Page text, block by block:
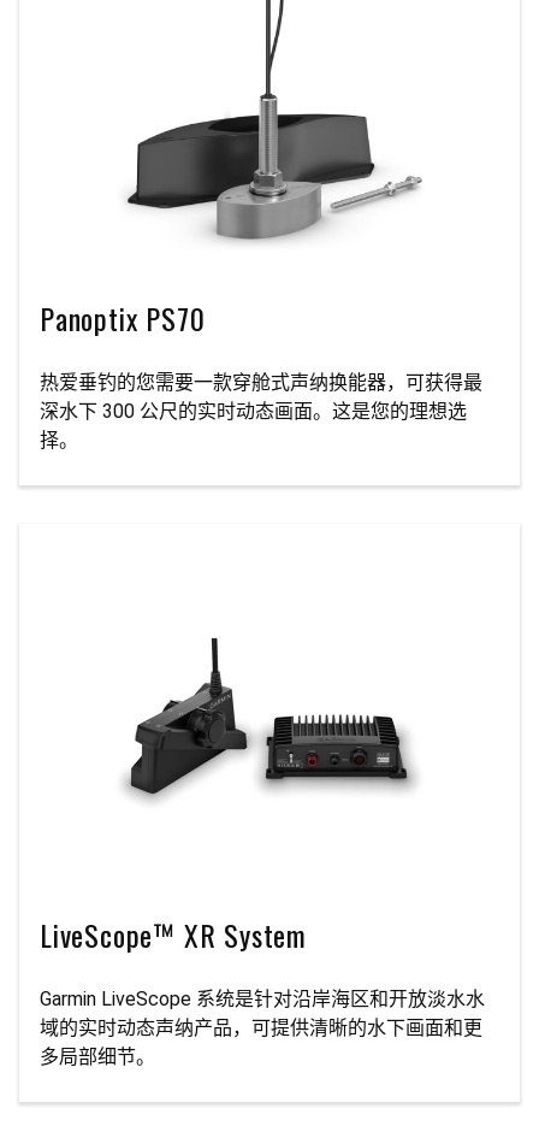
Panoptix PS70
热爱垂钓的您需要一款穿舱式声纳换能器，可获得最
深水下 300 公尺的实时动态画面。这是您的理想选
择。
LiveScope™ XR System
Garmin LiveScope 系统是针对沿岸海区和开放淡水水
域的实时动态声纳产品，可提供清晰的水下画面和更
多局部细节。